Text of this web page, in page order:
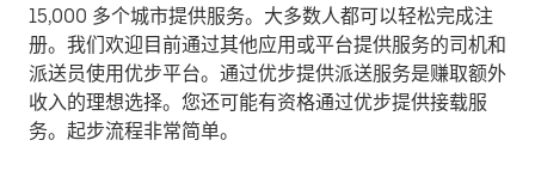
15,000 多个城市提供服务。大多数人都可以轻松完成注
册。我们欢迎目前通过其他应用或平台提供服务的司机和
派送员使用优步平台。通过优步提供派送服务是赚取额外
收入的理想选择。您还可能有资格通过优步提供接载服
务。起步流程非常简单。